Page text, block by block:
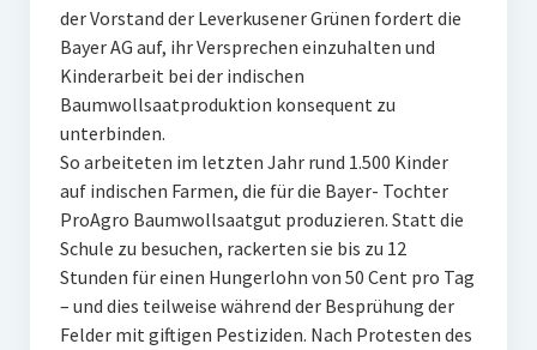
der Vorstand der Leverkusener Grünen fordert die
Bayer AG auf, ihr Versprechen einzuhalten und
Kinderarbeit bei der indischen
Baumwollsaatproduktion konsequent zu
unterbinden.
So arbeiteten im letzten Jahr rund 1.500 Kinder
auf indischen Farmen, die für die Bayer- Tochter
ProAgro Baumwollsaatgut produzieren. Statt die
Schule zu besuchen, rackerten sie bis zu 12
Stunden für einen Hungerlohn von 50 Cent pro Tag
– und dies teilweise während der Besprühung der
Felder mit giftigen Pestiziden. Nach Protesten des